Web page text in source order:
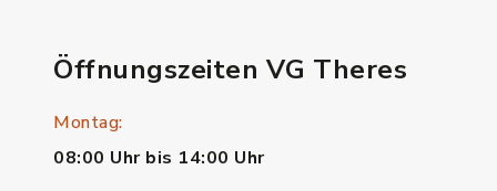
Öffnungszeiten VG Theres
Montag:
08:00 Uhr bis 14:00 Uhr